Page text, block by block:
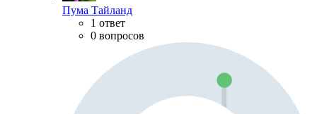
Пума Тайланд
1 ответ
0 вопросов